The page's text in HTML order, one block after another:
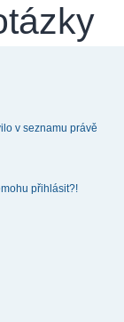
v seznamu právě
přihlásit?!